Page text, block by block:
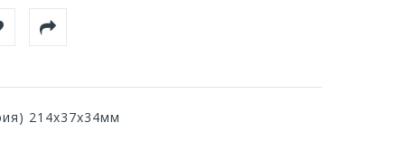
214х37х34мм